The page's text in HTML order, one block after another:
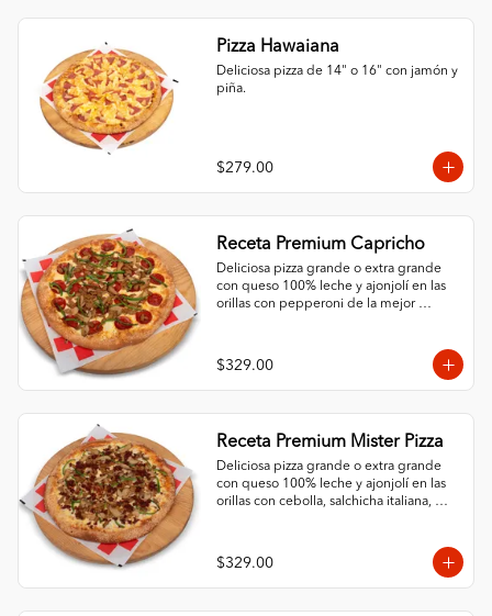
Pizza Hawaiana
Deliciosa pizza de 14" o 16" con jamón y
piña.
$279.00
Receta Premium Capricho
Deliciosa pizza grande o extra grande
con queso 100% leche y ajonjolí en las
orillas con pepperoni de la mejor
$329.00
Receta Premium Mister Pizza
Deliciosa pizza grande o extra grande
con queso 100% leche y ajonjolí en las
orillas con cebolla, salchicha italiana,
$329.00